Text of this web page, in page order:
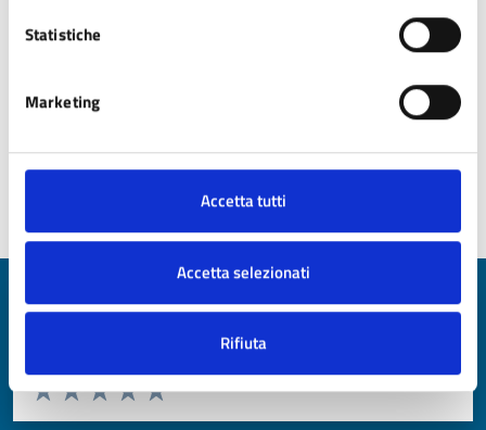
Statistiche
Marketing
Accetta tutti
Accetta selezionati
Rifiuta
In caso di urgenza o di impossibilità da parte del
apertura al pubblico, si rende necessario fissare un
Pagina aggiornata il 30/07/2026
Quanto sono chiare le informazioni su questa
Valuta 5 stelle su 5
Valuta 4 stelle su 5
Valuta 3 stelle su 5
Valuta 2 stelle su 5
Valuta 1 stelle su 5